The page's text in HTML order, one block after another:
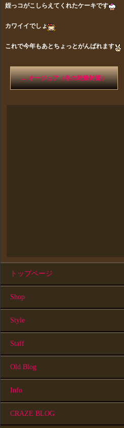
姪っコがこしらえてくれたケーキです
カワイイでしょ
これで今年もあとちょっとがんばれます
←オージュア（冬の乾燥対策）
トップページ
Shop
Style
Staff
Old Blog
Info
CRAZE BLOG